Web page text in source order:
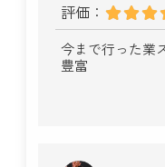
評価：
今まで行った業
豊富